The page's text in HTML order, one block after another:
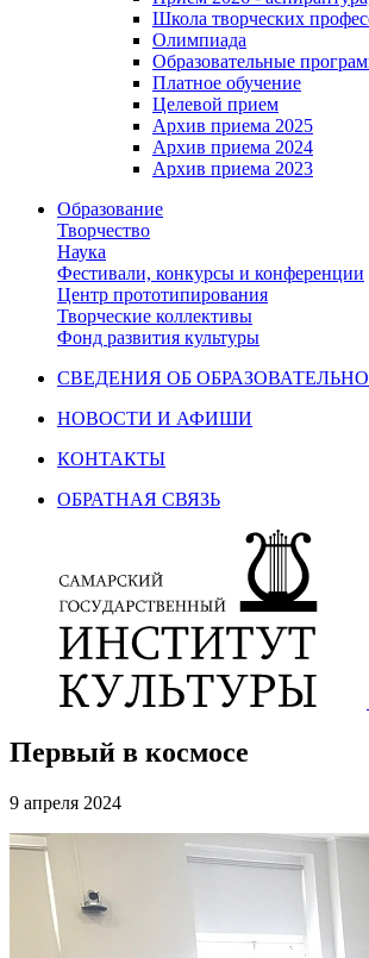
Школа творческих
Олимпиада
Образовательные
Платное обучение
Целевой прием
Архив приема 2025
Архив приема 2024
Архив приема 2023
Образование
Творчество
Наука
Фестивали, конкурсы и конференции
Центр прототипирования
Творческие коллективы
Фонд развития культуры
СВЕДЕНИЯ ОБ
НОВОСТИ И АФИШИ
КОНТАКТЫ
ОБРАТНАЯ СВЯЗЬ
Первый в космосе
9 апреля 2024